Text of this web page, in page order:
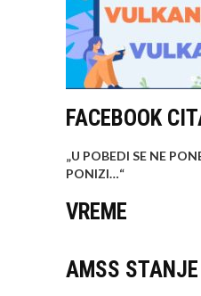
FACEBOOK
„U POBEDI SE NE
PONIZI…“
VREME
AMSS